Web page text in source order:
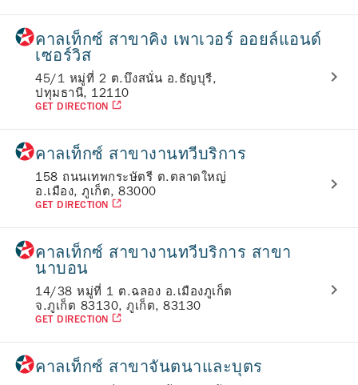
คาลเท็กซ์ สาขาคิง เพาเวอร์ ออยล์แอนด์
เซอร์วิส
45/1 หมู่ที่ 2 ต.บึงสนั่น อ.ธัญบุรี,
ปทุมธานี, 12110
GET DIRECTION
คาลเท็กซ์ สาขางานทวีบริการ
158 ถนนเทพกระษัตรี ต.ตลาดใหญ่
อ.เมือง, ภูเก็ต, 83000
GET DIRECTION
คาลเท็กซ์ สาขางานทวีบริการ สาขา
นาบอน
14/38 หมู่ที่ 1 ต.ฉลอง อ.เมืองภูเก็ต
จ.ภูเก็ต 83130, ภูเก็ต, 83130
GET DIRECTION
คาลเท็กซ์ สาขาจันตนาและบุตร